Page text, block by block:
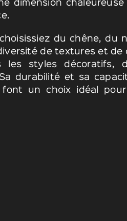
dimension
du chêne, du
de textures et de
les styles décoratifs,
durabilité et sa
un choix idéal